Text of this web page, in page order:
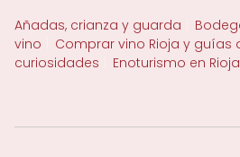
Añadas, crianza y guarda
vino
Comprar vino Rioja y guías
curiosidades
Enoturismo en Rioja